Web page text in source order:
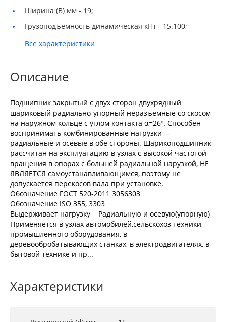
Ширина (B) мм - 19;
Грузоподъемность динамическая кНт - 15.100;
Все характеристики
Описание
Подшипник закрытый с двух сторон двухрядный
шариковый радиально-упорный неразъемные со скосом
на наружном кольце с углом контакта α=26º. Способен
воспринимать комбинированные нагрузки —
радиальные и осевые в обе стороны. Шарикоподшипник
рассчитан на эксплуатацию в узлах с высокой частотой
вращения в опорах с большей радиальной нарузкой, НЕ
ЯВЛЯЕТСЯ самоустанавливающимся, поэтому не
допускается перекосов вала при установке.
Обозначение ГОСТ 520-2011 3056303
Обозначение ISO 355, 3303
Выдерживает нагрузку Радиальную и осевую(упорную)
Применяется в узлах автомобилей,сельскохоз техники,
промышленного оборудования, в
деревообробатывающих станках, в электродвигателях, в
бытовой технике и пр...
Характеристики